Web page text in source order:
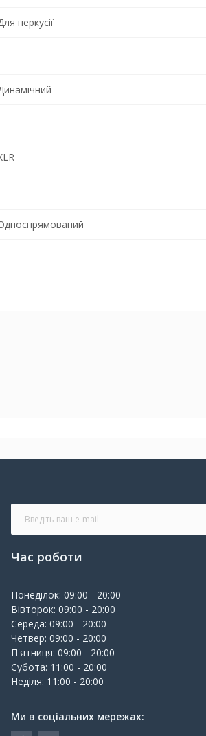
перкусії
Час роботи
Понеділок: 09:00 - 20:00
Вівторок: 09:00 - 20:00
Середа: 09:00 - 20:00
Четвер: 09:00 - 20:00
П'ятниця: 09:00 - 20:00
Субота: 11:00 - 20:00
Неділя: 11:00 - 20:00
Ми в соціальних мережах: